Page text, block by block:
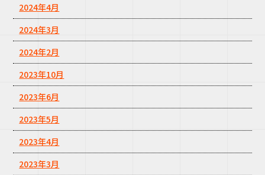
2024年4月
2024年3月
2024年2月
2023年10月
2023年6月
2023年5月
2023年4月
2023年3月